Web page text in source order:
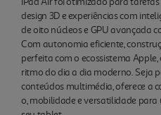
design 3D e experiências com
de oito núcleos e GPU avançada
Com autonomia eficiente,
perfeita com o ecossistema
ritmo do dia a dia moderno. Seja
conteúdos multimédia, oferece a
o, mobilidade e versatilidade para